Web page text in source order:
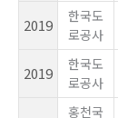
2019
한국도
로공사
2019
한국도
로공사
홍천국